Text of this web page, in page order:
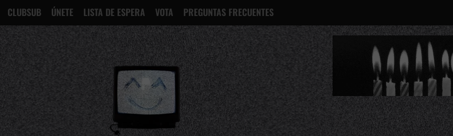
CLUBSUB ÚNETE LISTA DE ESPERA VOTA PREGUNTAS FRECUENTES
¿QUÉ ES ESTO?